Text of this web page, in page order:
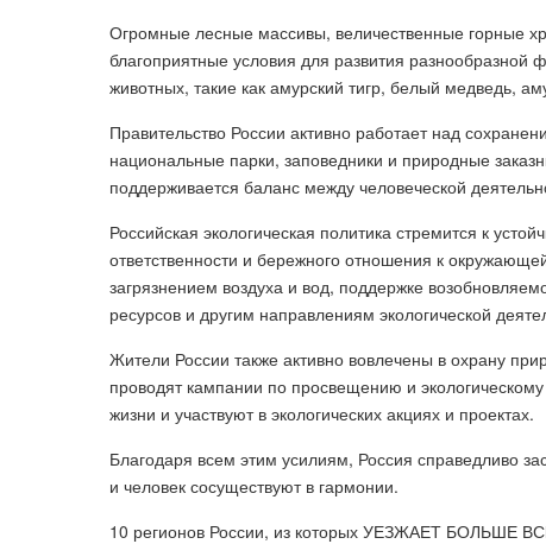
Огромные лесные массивы, величественные горные
благоприятные условия для развития
животных, такие как амурский тигр, белый медведь,
Правительство России активно работает над
национальные парки, заповедники и природные
поддерживается баланс между человеческой
Российская экологическая политика стремится к
ответственности и бережного отношения к
загрязнением воздуха и вод, поддержке
ресурсов и другим направлениям экологической
Жители России также активно вовлечены в охрану
проводят кампании по просвещению и
жизни и участвуют в экологических акциях и проектах.
Благодаря всем этим усилиям, Россия справедливо
и человек сосуществуют в гармонии.
10 регионов России, из которых УЕЗЖАЕТ БОЛЬШЕ